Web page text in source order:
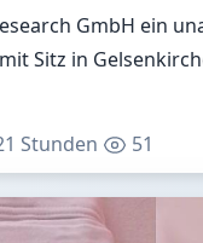
GmbH ein
Sitz in
Stunden 51